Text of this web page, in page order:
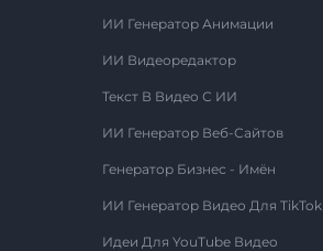
ИИ Генератор Анимации
ИИ Видеоредактор
Текст В Видео С ИИ
ИИ Генератор Веб-Сайтов
Генератор Бизнес - Имён
ИИ Генератор Видео Для TikTok
Идеи Для YouTube Видео